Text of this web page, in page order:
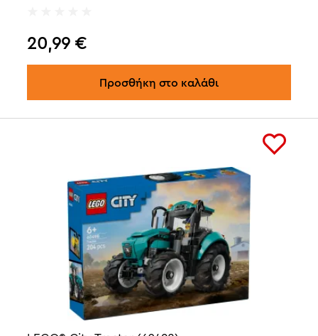
20,99 €
Προσθήκη στο καλάθι